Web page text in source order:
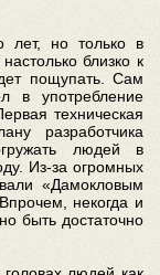
лет, но только в
близко к
пощупать. Сам
в употребление
техническая
разработчика
людей в
Из-за огромных
«Дамокловым
некогда и
быть достаточно